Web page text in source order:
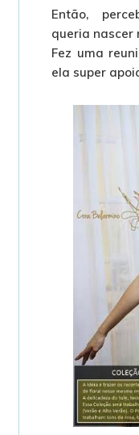
Então,
queria nascer
Fez uma
ela super